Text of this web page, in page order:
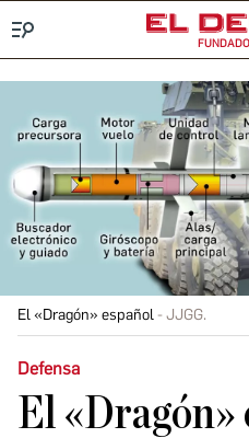
El «Dragón» español JJGG.
Defensa
El «Dragón»